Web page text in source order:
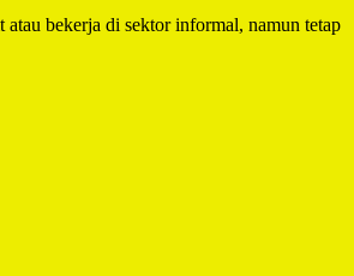
bekerja di sektor informal, namun tetap